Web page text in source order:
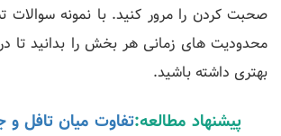
صحبت کردن را مرور کنید. با نمونه سوالات
محدودیت های زمانی هر بخش را بدانید تا
بهتری داشته باشید.
پیشنهاد مطالعه:تفاوت میان تافل